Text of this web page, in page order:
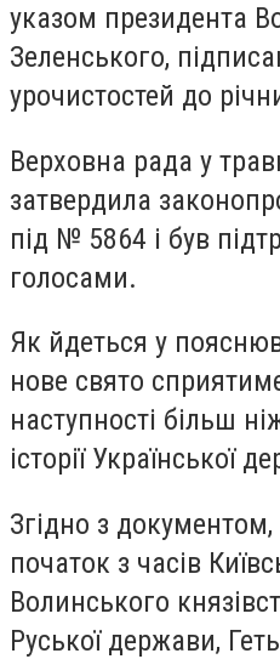
указом президента
Зеленського,
урочистостей до
Верховна рада у
затвердила
під № 5864 і був
голосами.
Як йдеться у
нове свято
наступності більш
історії Української
Згідно з документом,
початок з часів
Волинського
Руської держави,